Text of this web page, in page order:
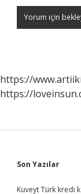
https://
https://
Son Yazılar
Kuveyt Türk kredi